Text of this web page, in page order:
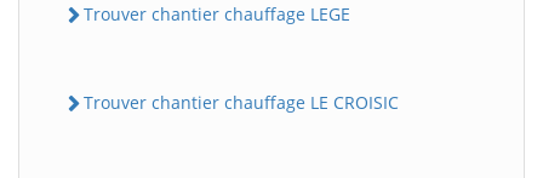
Trouver chantier chauffage LEGE
Trouver chantier chauffage LE CROISIC